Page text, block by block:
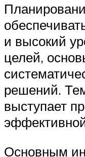
и высокий
целей,
решений.
выступает
Основным